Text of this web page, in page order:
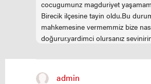
cocugumunz magduriyet
Birecik ilçesine tayin oldu.Bu
mahkemesine vermemmiz bize
doğurur.yardimci olursanız
admin